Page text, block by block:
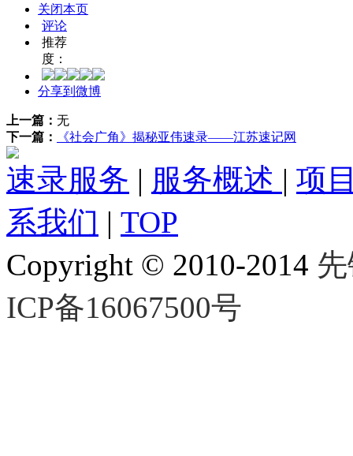
关闭本页
评论
推荐
度：
分享到微博
上一篇： 无
下一篇：
《社会广角》揭秘亚伟速录——江苏速记网
速录服务 | 服务概述 | 项
系我们 | TOP
Copyright © 2010-2014
ICP备16067500号